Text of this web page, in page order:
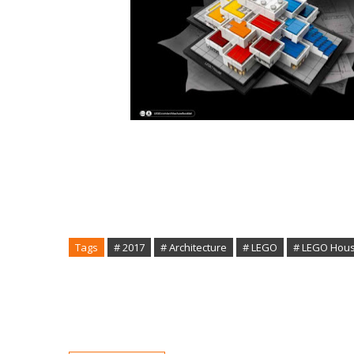
Tags # 2017 # Architecture # LEGO # LEGO